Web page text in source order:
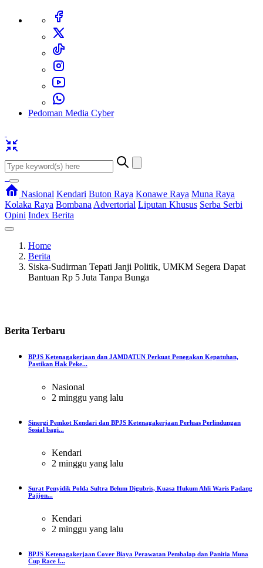
Pedoman Media Cyber
Nasional Kendari Buton Raya Konawe Raya Muna Raya
Kolaka Raya Bombana Advertorial Liputan Khusus Serba Serbi
Opini Index Berita
Home
Berita
Siska-Sudirman Tepati Janji Politik, UMKM Segera Dapat
Bantuan Rp 5 Juta Tanpa Bunga
Berita Terbaru
BPJS Ketenagakerjaan dan JAMDATUN Perkuat Penegakan Kepatuhan,
Pastikan Hak Peke...
Nasional
2 minggu yang lalu
Sinergi Pemkot Kendari dan BPJS Ketenagakerjaan Perluas Perlindungan
Sosial bagi...
Kendari
2 minggu yang lalu
Surat Penyidik Polda Sultra Belum Digubris, Kuasa Hukum Ahli Waris Padang
Pajjon...
Kendari
2 minggu yang lalu
BPJS Ketenagakerjaan Cover Biaya Perawatan Pembalap dan Panitia Muna
Cup Race I...